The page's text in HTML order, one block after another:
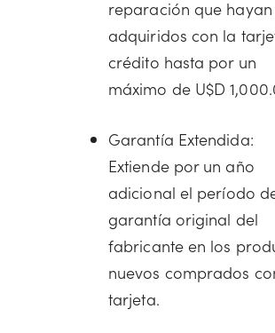
reparación que
adquiridos con la
crédito hasta por un
máximo de U$D
Garantía Extendida:
Extiende por un año
adicional el período
garantía original del
fabricante en los
nuevos comprados
tarjeta.